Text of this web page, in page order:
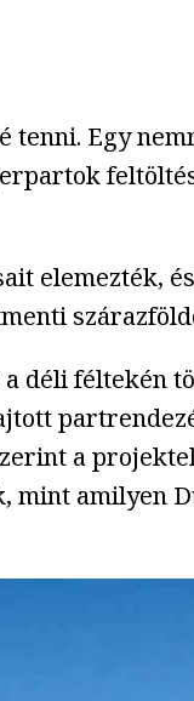
tenni. Egy
elemezték,
déli féltekén
a
mint amilyen